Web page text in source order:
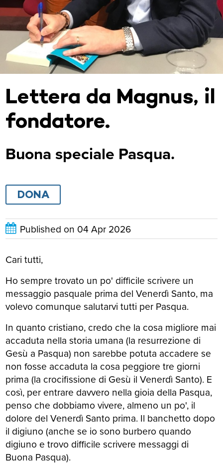
Lettera da Magnus, il
fondatore.
Buona speciale Pasqua.
DONA
Published on 04 Apr 2026
Cari tutti,
Ho sempre trovato un po' difficile scrivere un
messaggio pasquale prima del Venerdì Santo, ma
volevo comunque salutarvi tutti per Pasqua.
In quanto cristiano, credo che la cosa migliore mai
accaduta nella storia umana (la resurrezione di
Gesù a Pasqua) non sarebbe potuta accadere se
non fosse accaduta la cosa peggiore tre giorni
prima (la crocifissione di Gesù il Venerdì Santo). E
così, per entrare davvero nella gioia della Pasqua,
penso che dobbiamo vivere, almeno un po', il
dolore del Venerdì Santo prima. Il banchetto dopo
il digiuno (anche se io sono burbero quando
digiuno e trovo difficile scrivere messaggi di
Buona Pasqua).